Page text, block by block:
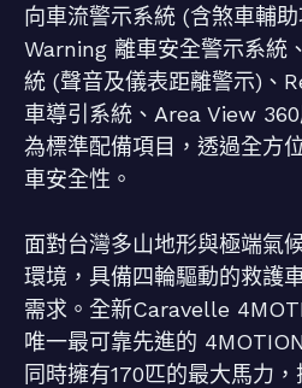
向車流警示系統 (含煞車輔
Warning 離車安全警示系統
統 (聲音及儀表距離警示)、
車導引系統、Area View
為標準配備項目，透過全方
車安全性。
面對台灣多山地形與極端氣
環境，具備四輪驅動的救護
需求。全新Caravelle
唯一最可靠先進的
同時擁有170匹的最大馬力